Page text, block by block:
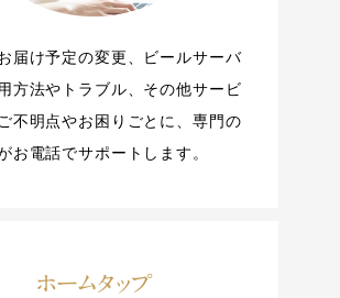
届け予定の変更、ビールサーバ
方法やトラブル、その他サービ
不明点やお困りごとに、専門の
お電話でサポートします。
ホームタップ